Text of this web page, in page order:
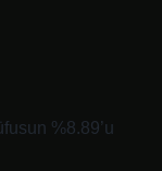
%8.89’u